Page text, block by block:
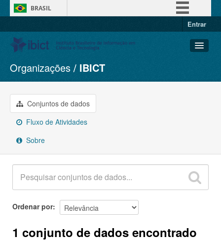
BRASIL
Entrar
Conjuntos de dados
Organizações
Grupos
Sobre
Organizações IBICT
Conjuntos de dados
Fluxo de Atividades
Sobre
Ordenar por
1 conjunto de dados encontrado